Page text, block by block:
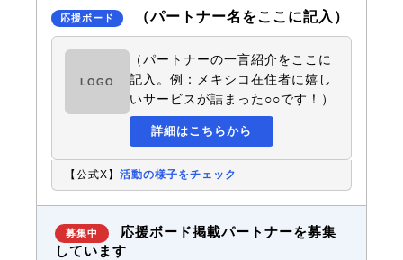
応援ボード （パートナー名をここに記入）
LOGO
（パートナーの一言紹介をここに
記入。例：メキシコ在住者に嬉し
いサービスが詰まった○○です！）
詳細はこちらから
【公式X】 活動の様子をチェック
募集中
応援ボード掲載パートナーを募集
しています